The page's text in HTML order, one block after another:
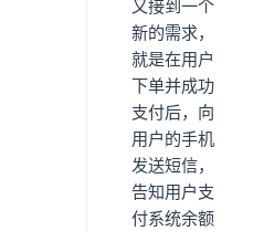
又接到一个
新的需求，
就是在用户
下单并成功
支付后，向
用户的手机
发送短信，
告知用户支
付系统余额